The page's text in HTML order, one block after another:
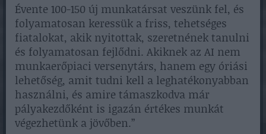
Évente 100-150 új munkatársat veszünk fel, és
folyamatosan keressük a friss, tehetséges
fiatalokat, akik nyitottak, szeretnének tanulni
és folyamatosan fejlődni. Akiknek az AI nem
munkaerőpiaci versenytárs, hanem egy óriási
lehetőség, amit tudni kell a leghatékonyabban
használni, és amire támaszkodva már
pályakezdőként is igazán értékes munkát
végezhetünk a jövőben.”